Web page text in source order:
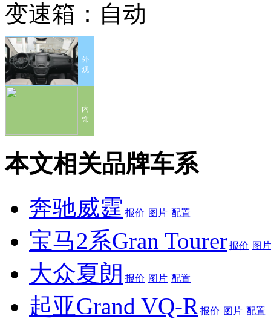
变速箱： 自动
外
观
内
饰
本文相关品牌车系
奔驰威霆 报价 图片 配置
宝马2系Gran Tourer报价 图片
大众夏朗 报价 图片 配置
起亚Grand VQ-R 报价 图片 配置